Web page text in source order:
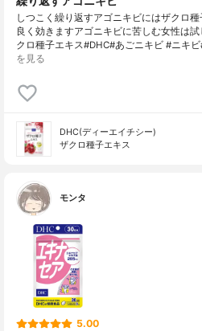
しつこく繰り返すアゴニキビにはザクロ
良く効きますアゴニキビに苦しむ女性は
クロ種子エキス#DHC#あごニキビ #ニキ
を見る
DHC(ディーエイチシー)
ザクロ種子エキス
モンタ
5.00